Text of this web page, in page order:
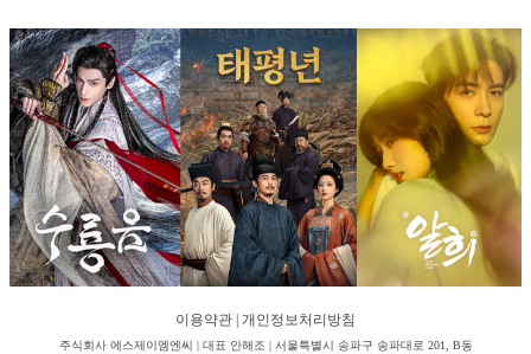
이용약관 개인정보처리방침
주식회사 에스제이엠엔씨 | 대표 안해조 | 서울특별시 송파구 송파대로 201, B동